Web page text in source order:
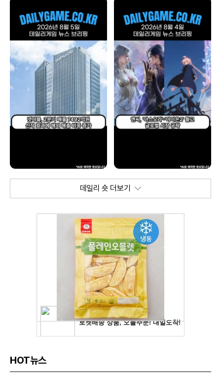
데일리 숏 더보기
HOT뉴스